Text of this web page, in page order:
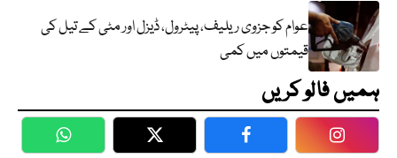
عوام کو جزوی ریلیف، پیٹرول، ڈیزل اور مٹی کے تیل کی
قیمتوں میں کمی
ہمیں فالو کریں
WhatsApp Twitter Facebook